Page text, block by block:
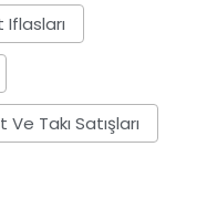
Ve Takı Satışları